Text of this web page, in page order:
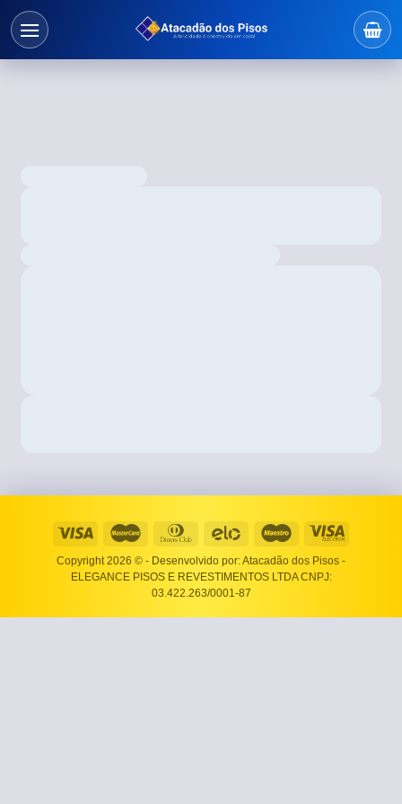
Copyright 2026 © - Desenvolvido por: Atacadão dos Pisos -
ELEGANCE PISOS E REVESTIMENTOS LTDA CNPJ:
03.422.263/0001-87